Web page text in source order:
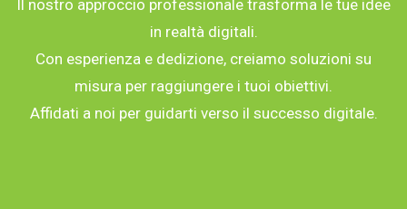
Il nostro approccio professionale trasforma le tue idee
in realtà digitali.
Con esperienza e dedizione, creiamo soluzioni su
misura per raggiungere i tuoi obiettivi.
Affidati a noi per guidarti verso il successo digitale.